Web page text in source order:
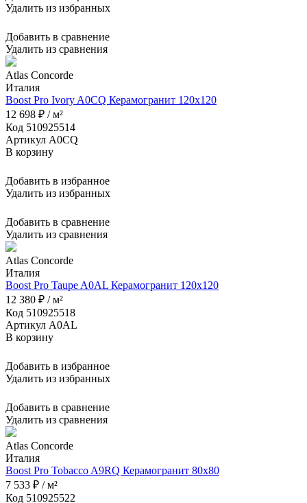
Удалить из избранных
Добавить в сравнение
Удалить из сравнения
Atlas Concorde
Италия
Boost Pro Ivory A0CQ Керамогранит 120x120
12 698 ₽ / м²
Код 510925514
Артикул A0CQ
В корзину
Добавить в избранное
Удалить из избранных
Добавить в сравнение
Удалить из сравнения
Atlas Concorde
Италия
Boost Pro Taupe A0AL Керамогранит 120x120
12 380 ₽ / м²
Код 510925518
Артикул A0AL
В корзину
Добавить в избранное
Удалить из избранных
Добавить в сравнение
Удалить из сравнения
Atlas Concorde
Италия
Boost Pro Tobacco A9RQ Керамогранит 80x80
7 533 ₽ / м²
Код 510925522